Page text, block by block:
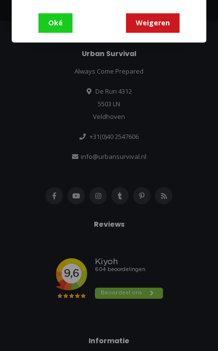
Urban Survival
Always Come Prepared
De Run 4312
5503 LN
Veldhoven
+31(0)40 2547606
info@urbansurvival.nl
Reviews
Informatie
Oké Weigeren